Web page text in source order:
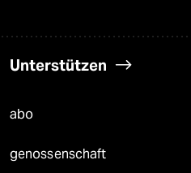
Unterstützen
abo
genossenschaft